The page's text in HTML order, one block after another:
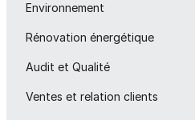
Environnement
Rénovation énergétique
Audit et Qualité
Ventes et relation clients